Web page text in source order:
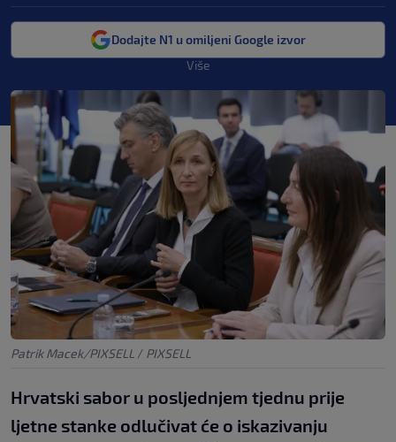
Dodajte N1 u omiljeni Google izvor
Više
Patrik Macek/PIXSELL / PIXSELL
Hrvatski sabor u posljednjem tjednu prije
ljetne stanke odlučivat će o iskazivanju